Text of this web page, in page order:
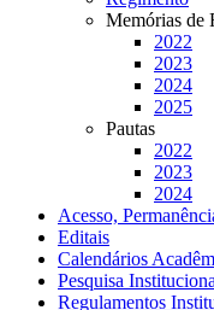
Memórias de
2022
2023
2024
2025
Pautas
2022
2023
2024
Acesso,
Editais
Calendários
Pesquisa
Regulamentos